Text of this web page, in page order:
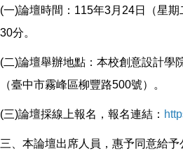
(一)論壇時間：115年3月24日（星
30分。
(二)論壇舉辦地點：本校創意設計學
（臺中市霧峰區柳豐路500號）。
(三)論壇採線上報名，報名連結：
三、本論壇出席人員，惠予同意給予